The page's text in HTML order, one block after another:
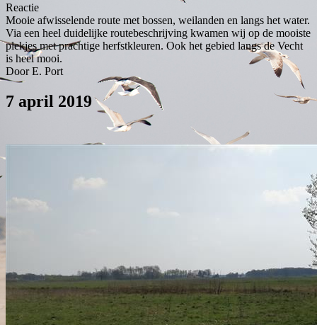
Reactie
Mooie afwisselende route met bossen, weilanden en langs het water.
Via een heel duidelijke routebeschrijving kwamen wij op de mooiste
plekjes met prachtige herfstkleuren. Ook het gebied langs de Vecht
is heel mooi.
Door E. Port
7 april 2019